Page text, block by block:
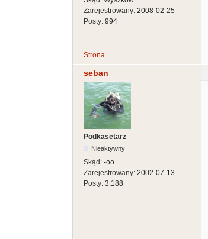
Zarejestrowany: 2008-02-25
Posty: 994
Strona
seban
Podkasetarz
Nieaktywny
Skąd: -oo
Zarejestrowany: 2002-07-13
Posty: 3,188